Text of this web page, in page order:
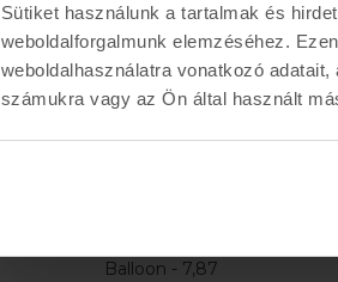
Sütiket használunk a tartalmak és
weboldalforgalmunk elemzéséhez.
weboldalhasználatra vonatkozó
számukra vagy az Ön által használt
Balloon - 7,87